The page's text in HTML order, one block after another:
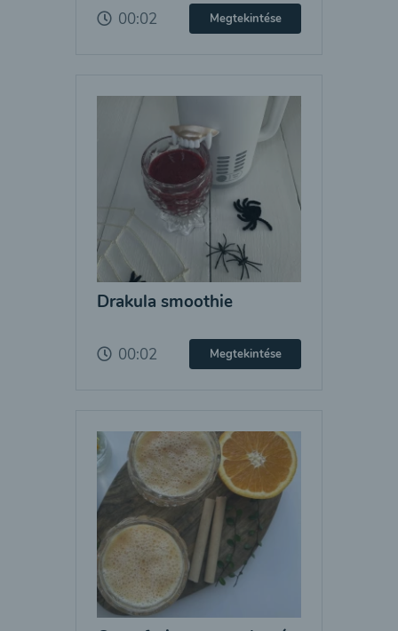
00:02 Megtekintése
Drakula smoothie
00:02 Megtekintése